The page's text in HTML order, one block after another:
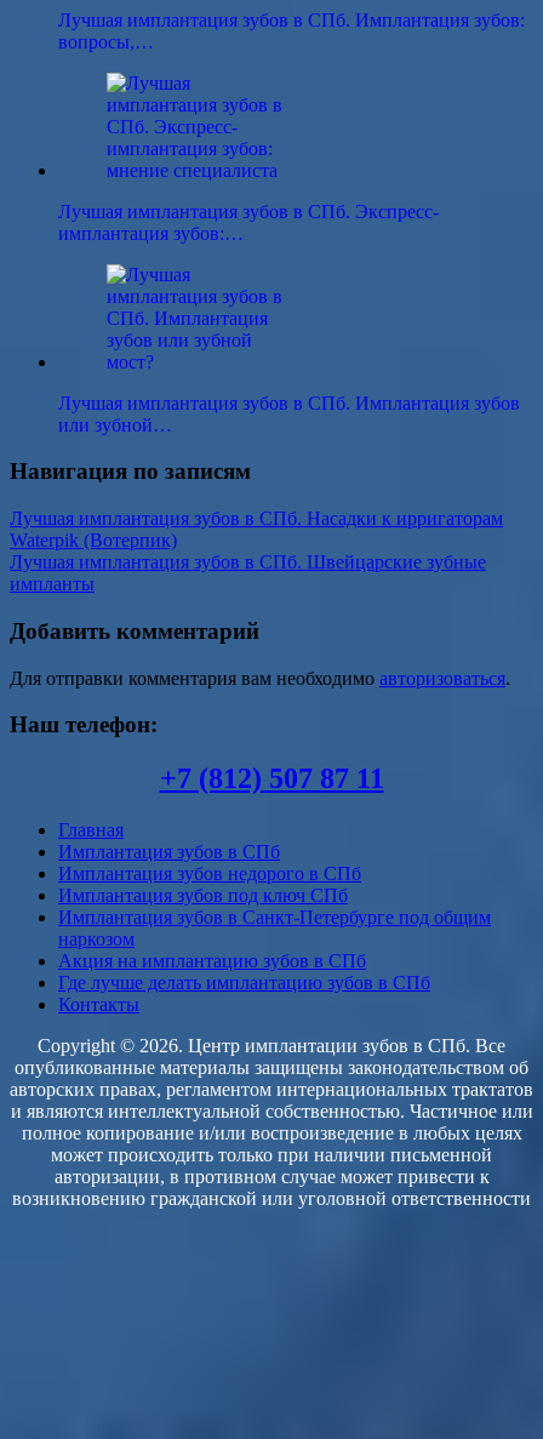
Лучшая имплантация зубов в СПб. Имплантация зубов:
вопросы,…
Лучшая имплантация зубов в СПб. Экспресс-
имплантация зубов:…
Лучшая имплантация зубов в СПб. Имплантация зубов
или зубной…
Навигация по записям
Лучшая имплантация зубов в СПб. Насадки к ирригаторам
Waterpik (Вотерпик)
Лучшая имплантация зубов в СПб. Швейцарские зубные
импланты
Добавить комментарий
Для отправки комментария вам необходимо авторизоваться.
Наш телефон:
+7 (812) 507 87 11
Главная
Имплантация зубов в СПб
Имплантация зубов недорого в СПб
Имплантация зубов под ключ СПб
Имплантация зубов в Санкт-Петербурге под общим
наркозом
Акция на имплантацию зубов в СПб
Где лучше делать имплантацию зубов в СПб
Контакты
Copyright © 2026. Центр имплантации зубов в СПб. Все
опубликованные материалы защищены законодательством об
авторских правах, регламентом интернациональных трактатов
и являются интеллектуальной собственностью. Частичное или
полное копирование и/или воспроизведение в любых целях
может происходить только при наличии письменной
авторизации, в противном случае может привести к
возникновению гражданской или уголовной ответственности